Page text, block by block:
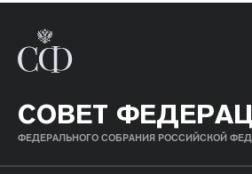
СОВЕТ
ФЕДЕРАЛЬНОГО СОБРАНИЯ РОССИЙСКОЙ